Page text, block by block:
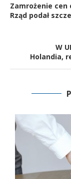
Zamrożenie
Rząd podał
W
Holandia,